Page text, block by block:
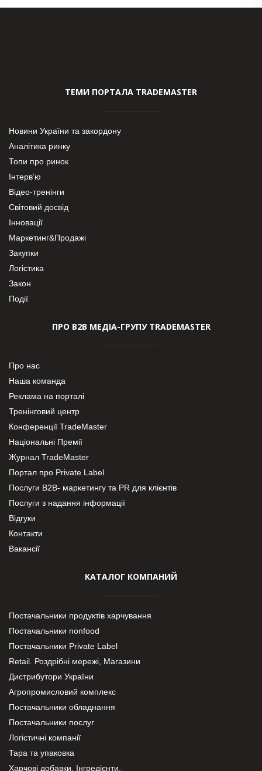
ТЕМИ ПОРТАЛА TRADEMASTER
Новини України та закордону
Аналітика ринку
Топи про ринок
Інтерв’ю
Відео-тренінги
Світовий досвід
Інновації
Маркетинг&Продажі
Закупки
Логістика
Закон
Події
ПРО В2В МЕДІА-ГРУПУ TRADEMASTER
Про нас
Наша команда
Реклама на порталі
Тренінговий центр
Конференції TradeMaster
Національні Премії
Журнал TradeMaster
Портал про Private Label
Послуги В2В- маркетингу та PR для клієнтів
Послуги з надання інформації
Відгуки
Контакти
Вакансії
КАТАЛОГ КОМПАНИЙ
Постачальники продуктів харчування
Постачальники nonfood
Постачальники Private Label
Retail. Роздрібні мережі, Магазини
Дистрибутори України
Агропромисловий комплекс
Постачальники обладнання
Постачальники послуг
Логістичні компанії
Тара та упаковка
Харчові добавки. Інгредієнти.